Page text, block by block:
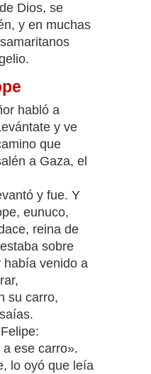
Dios, se
y en muchas
habló a
y ve
que
a Gaza, el
y fue. Y
eunuco,
reina de
sobre
había venido a
su carro,
ese carro».
lo oyó que leía